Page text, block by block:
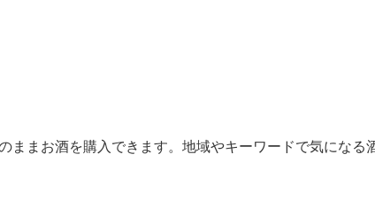
まお酒を購入できます。地域やキーワードで気になる